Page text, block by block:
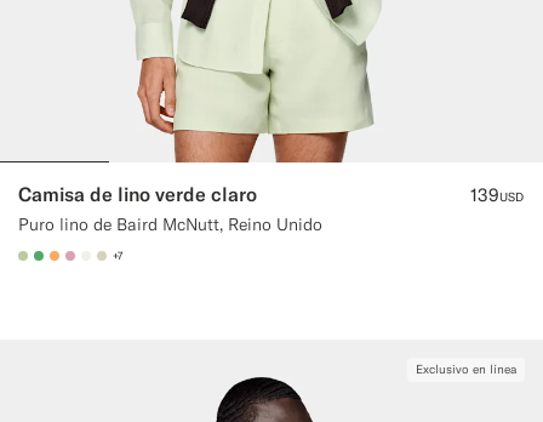
Camisa de lino verde claro
Puro lino de Baird McNutt, Reino Unido
139USD
#BDC9A0
#50AA6A
#F9AA62
#DAA1B6
#F1EFE8
#D7D1C3
+7
Exclusivo en línea